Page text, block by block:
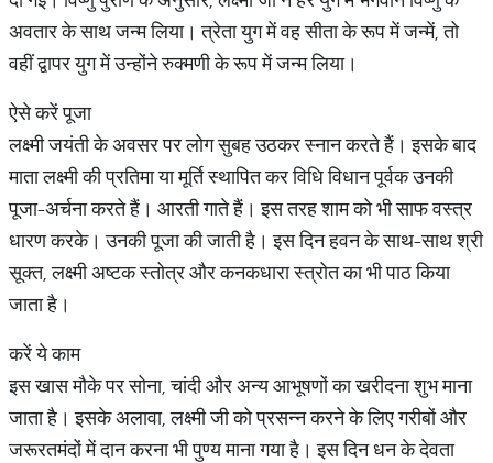
अवतार के साथ जन्म लिया। त्रेता युग में वह सीता के रूप में जन्में, तो
वहीं द्वापर युग में उन्होंने रुक्मणी के रूप में जन्म लिया।
ऐसे करें पूजा
लक्ष्मी जयंती के अवसर पर लोग सुबह उठकर स्नान करते हैं। इसके बाद
माता लक्ष्मी की प्रतिमा या मूर्ति स्थापित कर विधि विधान पूर्वक उनकी
पूजा-अर्चना करते हैं। आरती गाते हैं। इस तरह शाम को भी साफ वस्त्र
धारण करके। उनकी पूजा की जाती है। इस दिन हवन के साथ-साथ श्री
सूक्त, लक्ष्मी अष्टक स्तोत्र और कनकधारा स्त्रोत का भी पाठ किया
जाता है।
करें ये काम
इस खास मौके पर सोना, चांदी और अन्य आभूषणों का खरीदना शुभ माना
जाता है। इसके अलावा, लक्ष्मी जी को प्रसन्न करने के लिए गरीबों और
जरूरतमंदों में दान करना भी पुण्य माना गया है। इस दिन धन के देवता